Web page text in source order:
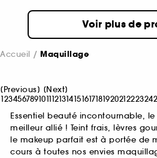
Voir plus de
Accueil Maquillage
[Previous] [Next]
123456789101112131415161718192021222324
Essentiel beauté incontournable,
meilleur allié ! Teint frais, lèvres
le makeup parfait est à portée de
cours à toutes nos envies